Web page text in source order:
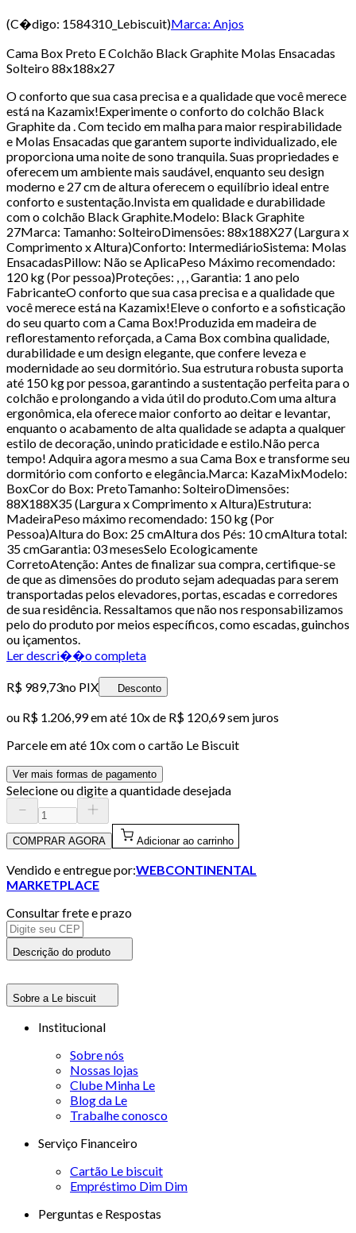
(C�digo: 1584310_Lebiscuit)Marca: Anjos
Cama Box Preto E Colchão Black Graphite Molas Ensacadas
Solteiro 88x188x27
O conforto que sua casa precisa e a qualidade que você merece
está na Kazamix!Experimente o conforto do colchão Black
Graphite da . Com tecido em malha para maior respirabilidade
e Molas Ensacadas que garantem suporte individualizado, ele
proporciona uma noite de sono tranquila. Suas propriedades e
oferecem um ambiente mais saudável, enquanto seu design
moderno e 27 cm de altura oferecem o equilíbrio ideal entre
conforto e sustentação.Invista em qualidade e durabilidade
com o colchão Black Graphite.Modelo: Black Graphite
27Marca: Tamanho: SolteiroDimensões: 88x188X27 (Largura x
Comprimento x Altura)Conforto: IntermediárioSistema: Molas
EnsacadasPillow: Não se AplicaPeso Máximo recomendado:
120 kg (Por pessoa)Proteções: , , , Garantia: 1 ano pelo
FabricanteO conforto que sua casa precisa e a qualidade que
você merece está na Kazamix!Eleve o conforto e a sofisticação
do seu quarto com a Cama Box!Produzida em madeira de
reflorestamento reforçada, a Cama Box combina qualidade,
durabilidade e um design elegante, que confere leveza e
modernidade ao seu dormitório. Sua estrutura robusta suporta
até 150 kg por pessoa, garantindo a sustentação perfeita para o
colchão e prolongando a vida útil do produto.Com uma altura
ergonômica, ela oferece maior conforto ao deitar e levantar,
enquanto o acabamento de alta qualidade se adapta a qualquer
estilo de decoração, unindo praticidade e estilo.Não perca
tempo! Adquira agora mesmo a sua Cama Box e transforme seu
dormitório com conforto e elegância.Marca: KazaMixModelo:
BoxCor do Box: PretoTamanho: SolteiroDimensões:
88X188X35 (Largura x Comprimento x Altura)Estrutura:
MadeiraPeso máximo recomendado: 150 kg (Por
Pessoa)Altura do Box: 25 cmAltura dos Pés: 10 cmAltura total:
35 cmGarantia: 03 mesesSelo Ecologicamente
CorretoAtenção: Antes de finalizar sua compra, certifique-se
de que as dimensões do produto sejam adequadas para serem
transportadas pelos elevadores, portas, escadas e corredores
de sua residência. Ressaltamos que não nos responsabilizamos
pelo do produto por meios específicos, como escadas, guinchos
ou içamentos.
Ler descri��o completa
R$ 989,73no PIX Desconto
ou R$ 1.206,99em até 10x de R$ 120,69 sem juros
Parcele em até 10x com o cartão Le Biscuit
Ver mais formas de pagamento
Selecione ou digite a quantidade desejada
COMPRAR AGORA Adicionar ao carrinho
Vendido e entregue por:WEBCONTINENTAL
MARKETPLACE
Consultar frete e prazo
Descrição do produto
Sobre a Le biscuit
Institucional
Sobre nós
Nossas lojas
Clube Minha Le
Blog da Le
Trabalhe conosco
Serviço Financeiro
Cartão Le biscuit
Empréstimo Dim Dim
Perguntas e Respostas